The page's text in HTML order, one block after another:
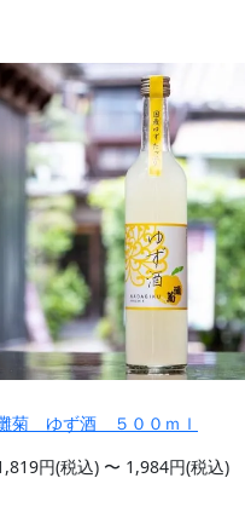
菊 ゆず酒 ５００ｍｌ
円(税込) 〜 1,984円(税込)